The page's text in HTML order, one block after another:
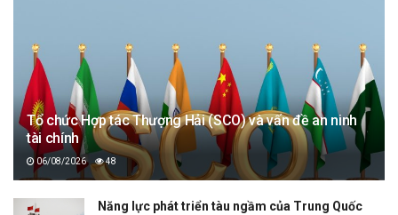
Tổ chức Hợp tác Thượng Hải (SCO) và vấn đề an ninh
tài chính
06/08/2026 48
Năng lực phát triển tàu ngầm của Trung Quốc